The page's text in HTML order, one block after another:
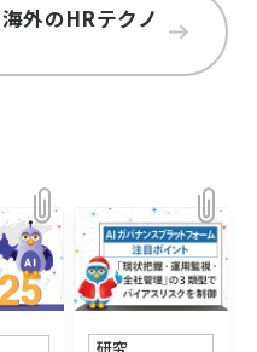
外のHRテクノ